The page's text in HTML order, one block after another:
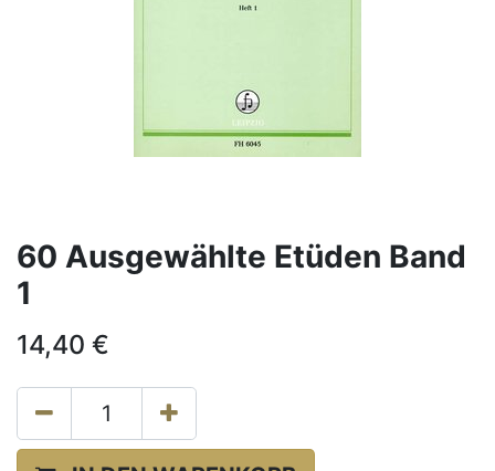
60 Ausgewählte Etüden Band
1
14,40 €